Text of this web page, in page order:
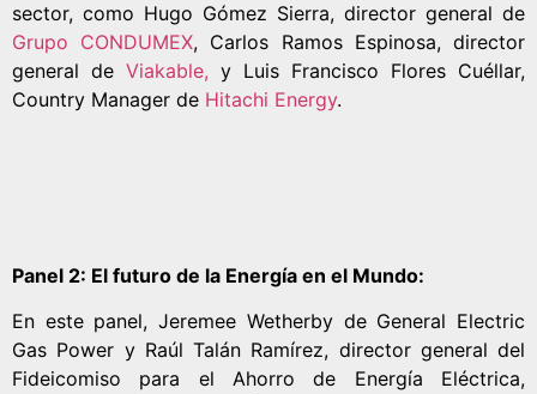
sector, como Hugo Gómez Sierra, director general de
Grupo CONDUMEX, Carlos Ramos Espinosa, director
general de Viakable, y Luis Francisco Flores Cuéllar,
Country Manager de Hitachi Energy.
Panel 2: El futuro de la Energía en el Mundo:
En este panel, Jeremee Wetherby de General Electric
Gas Power y Raúl Talán Ramírez, director general del
Fideicomiso para el Ahorro de Energía Eléctrica,